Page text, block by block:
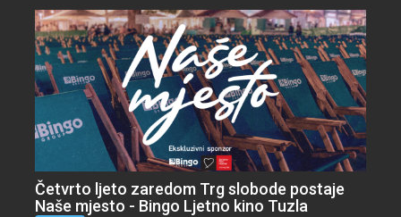
Četvrto ljeto zaredom Trg slobode postaje
Naše mjesto - Bingo Ljetno kino Tuzla